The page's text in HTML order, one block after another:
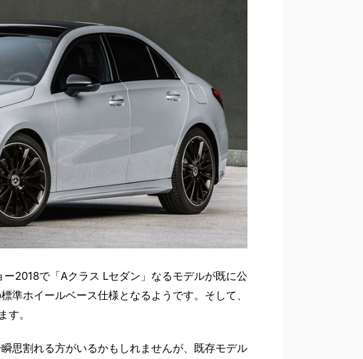
2018で「Aクラス Lセダン」なるモデルが既に公
標準ホイールベース仕様となるようです。 そして、
。
思割れる方がいるかもしれませんが、既存モデル